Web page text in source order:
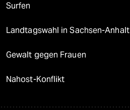
Surfen
Landtagswahl in Sachsen-Anhalt
Gewalt gegen Frauen
Nahost-Konflikt